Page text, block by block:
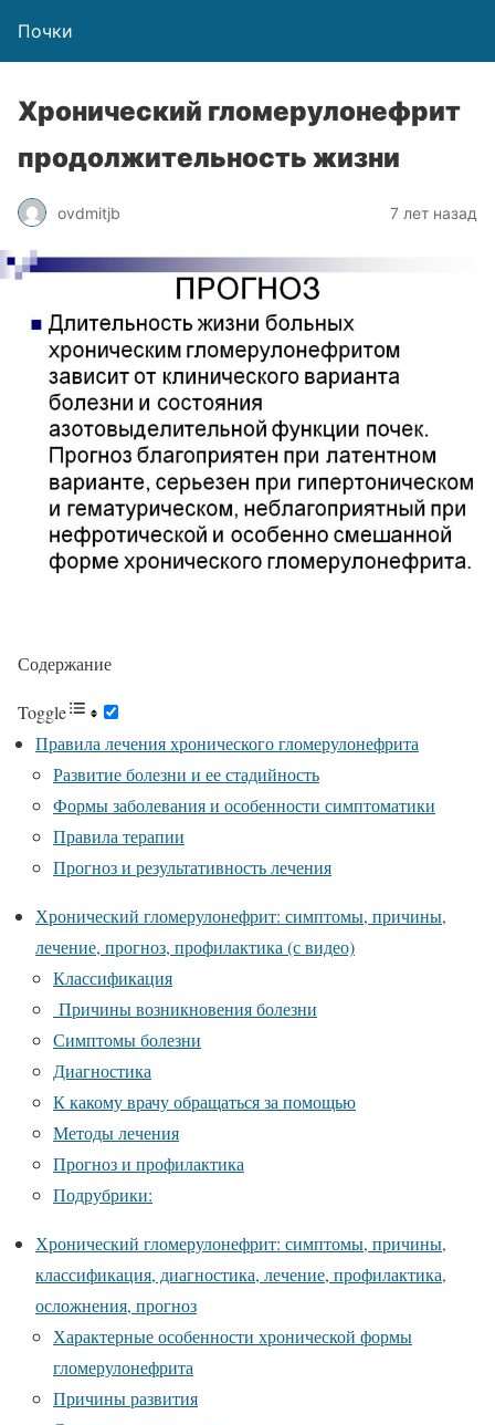
Почки
Хронический гломерулонефрит
продолжительность жизни
ovdmitjb 7 лет назад
Содержание
Toggle
Правила лечения хронического гломерулонефрита
Развитие болезни и ее стадийность
Формы заболевания и особенности симптоматики
Правила терапии
Прогноз и результативность лечения
Хронический гломерулонефрит: симптомы, причины,
лечение, прогноз, профилактика (с видео)
Классификация
Причины возникновения болезни
Симптомы болезни
Диагностика
К какому врачу обращаться за помощью
Методы лечения
Прогноз и профилактика
Подрубрики:
Хронический гломерулонефрит: симптомы, причины,
классификация, диагностика, лечение, профилактика,
осложнения, прогноз
Характерные особенности хронической формы
гломерулонефрита
Причины развития